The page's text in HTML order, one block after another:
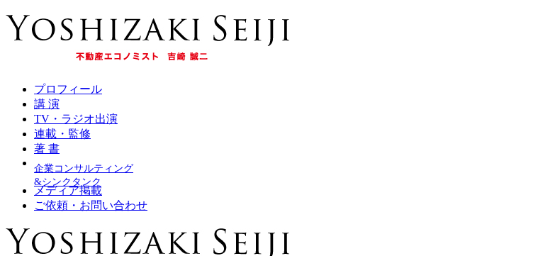
プロフィール
講 演
TV・ラジオ出演
連載・監修
著 書
企業コンサルティング
&シンクタンク
メディア掲載
ご依頼・お問い合わせ